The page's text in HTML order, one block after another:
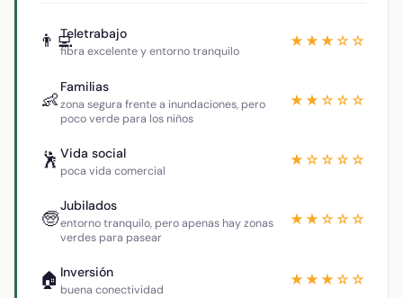
👨‍💻Teletrabajo
fibra excelente y entorno tranquilo
★★★☆☆
👶
Familias
zona segura frente a inundaciones, pero
poco verde para los niños
★★☆☆☆
🕺 Vida social
poca vida comercial
★☆☆☆☆
🧓
Jubilados
entorno tranquilo, pero apenas hay zonas
verdes para pasear
★★☆☆☆
🏠 Inversión
buena conectividad
★★★☆☆